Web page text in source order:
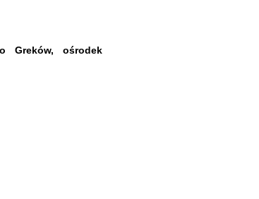
Greków, ośrodek